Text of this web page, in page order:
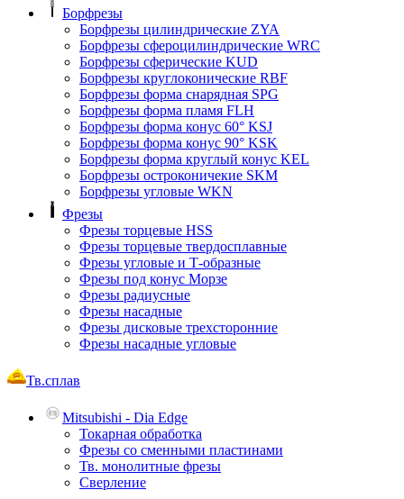
Борфрезы
Борфрезы цилиндрические ZYA
Борфрезы сфероцилиндрические WRC
Борфрезы сферические KUD
Борфрезы круглоконические RBF
Борфрезы форма снарядная SPG
Борфрезы форма пламя FLH
Борфрезы форма конус 60° KSJ
Борфрезы форма конус 90° KSK
Борфрезы форма круглый конус KEL
Борфрезы остроконичекие SKM
Борфрезы угловые WKN
Фрезы
Фрезы торцевые HSS
Фрезы торцевые твердосплавные
Фрезы угловые и Т-образные
Фрезы под конус Морзе
Фрезы радиусные
Фрезы насадные
Фрезы дисковые трехсторонние
Фрезы насадные угловые
Тв.сплав
Mitsubishi - Dia Edge
Токарная обработка
Фрезы со сменными пластинами
Тв. монолитные фрезы
Сверление